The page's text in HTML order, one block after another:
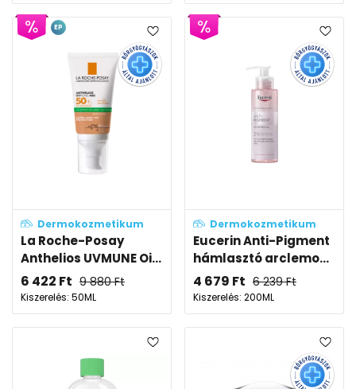
Dermokozmetikum
La Roche-Posay
Anthelios UVMUNE Oi...
6 422 Ft 9 880Ft
Kiszerelés: 50ML
EP
Dermokozmetikum
Eucerin Anti-Pigment
hámlasztó arclemo...
4 679 Ft 6 239Ft
Kiszerelés: 200ML